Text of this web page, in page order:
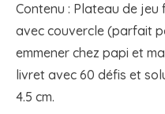
Contenu : Plateau de
avec couvercle (parfait
emmener chez papi et
livret avec 60 défis et
4.5 cm.